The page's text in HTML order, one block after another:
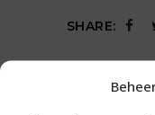
SHARE: